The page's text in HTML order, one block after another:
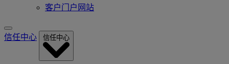
客户门户网站
信任中心 信任中心